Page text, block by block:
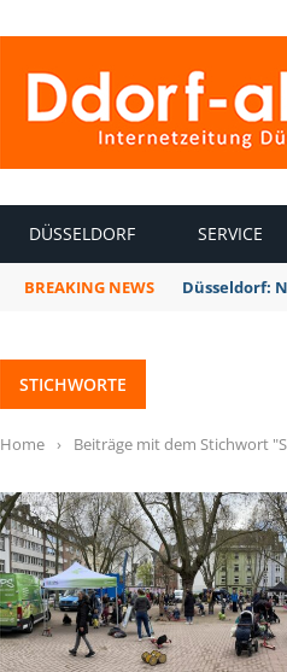
DÜSSELDORF SERVICE
BREAKING NEWS Düsseldorf:
STICHWORTE
Home › Beiträge mit dem Stichwort